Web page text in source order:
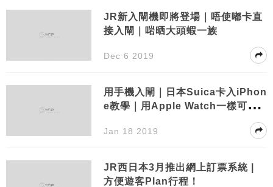
JR新入閘機即將登場｜唔使嘟卡直
接入閘｜啱晒大頭蝦一族
Dec 6 2019
用手機入閘｜日本Suica卡入iPhon
e教學｜用Apple Watch一樣可以
Jan 18 2019
JR西日本3月推出網上訂票系統 |
方便遊客Plan行程！